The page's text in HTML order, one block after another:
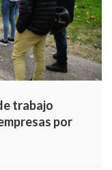
trabajo
por